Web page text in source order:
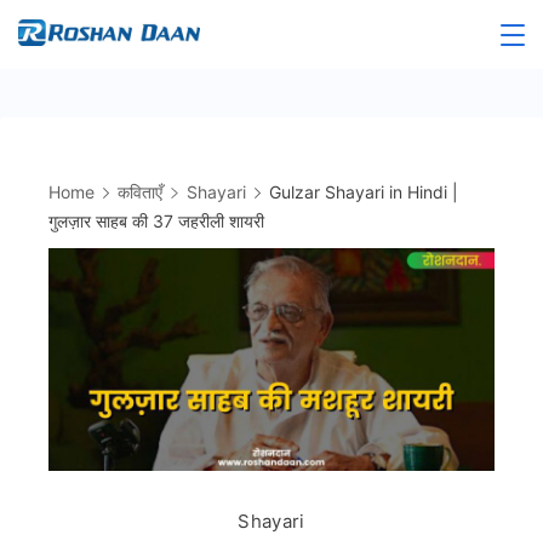
Skip
Home कविताएँ Shayari
Gulzar Shayari in Hindi |
गुलज़ार साहब की 37 जहरीली शायरी
Shayari